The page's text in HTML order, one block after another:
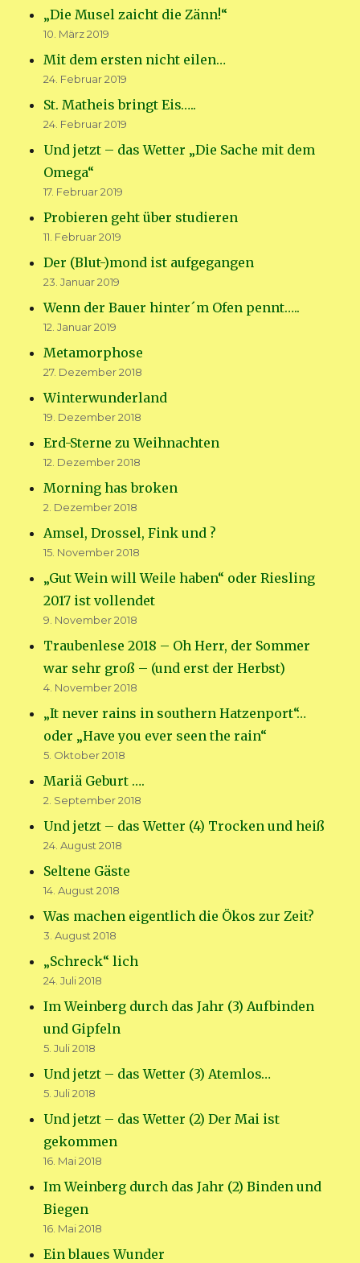
„Die Musel zaicht die Zänn!“
10. März 2019
Mit dem ersten nicht eilen…
24. Februar 2019
St. Matheis bringt Eis…..
24. Februar 2019
Und jetzt – das Wetter „Die Sache mit dem
Omega“
17. Februar 2019
Probieren geht über studieren
11. Februar 2019
Der (Blut-)mond ist aufgegangen
23. Januar 2019
Wenn der Bauer hinter´m Ofen pennt…..
12. Januar 2019
Metamorphose
27. Dezember 2018
Winterwunderland
19. Dezember 2018
Erd-Sterne zu Weihnachten
12. Dezember 2018
Morning has broken
2. Dezember 2018
Amsel, Drossel, Fink und ?
15. November 2018
„Gut Wein will Weile haben“ oder Riesling
2017 ist vollendet
9. November 2018
Traubenlese 2018 – Oh Herr, der Sommer
war sehr groß – (und erst der Herbst)
4. November 2018
„It never rains in southern Hatzenport“…
oder „Have you ever seen the rain“
5. Oktober 2018
Mariä Geburt ….
2. September 2018
Und jetzt – das Wetter (4) Trocken und heiß
24. August 2018
Seltene Gäste
14. August 2018
Was machen eigentlich die Ökos zur Zeit?
3. August 2018
„Schreck“ lich
24. Juli 2018
Im Weinberg durch das Jahr (3) Aufbinden
und Gipfeln
5. Juli 2018
Und jetzt – das Wetter (3) Atemlos…
5. Juli 2018
Und jetzt – das Wetter (2) Der Mai ist
gekommen
16. Mai 2018
Im Weinberg durch das Jahr (2) Binden und
Biegen
16. Mai 2018
Ein blaues Wunder